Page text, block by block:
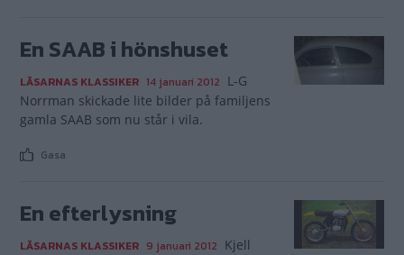
En SAAB i hönshuset
LÄSARNAS KLASSIKER 14 januari 2012 L-G
Norrman skickade lite bilder på familjens
gamla SAAB som nu står i vila.
Gasa
En efterlysning
LÄSARNAS KLASSIKER 9 januari 2012 Kjell